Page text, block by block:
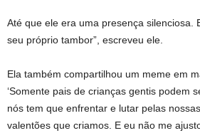
Até que ele era uma presença silenciosa.
seu próprio tambor”, escreveu ele.
Ela também compartilhou um meme em
‘Somente pais de crianças gentis podem
nós tem que enfrentar e lutar pelas
valentões que criamos. E eu não me